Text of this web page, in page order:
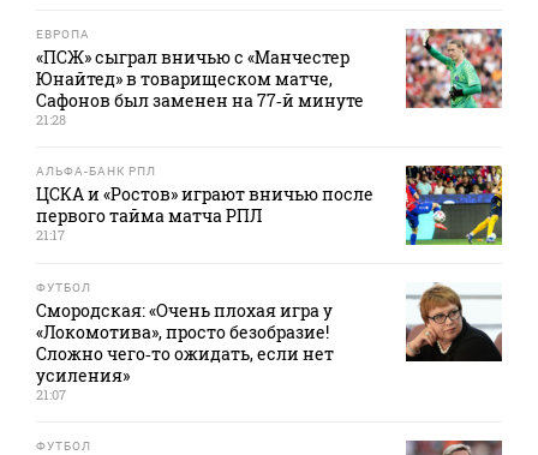
ЕВРОПА
«ПСЖ» сыграл вничью с «Манчестер
Юнайтед» в товарищеском матче,
Сафонов был заменен на 77‑й минуте
21:28
АЛЬФА-БАНК РПЛ
ЦСКА и «Ростов» играют вничью после
первого тайма матча РПЛ
21:17
ФУТБОЛ
Смородская: «Очень плохая игра у
«Локомотива», просто безобразие!
Сложно чего‑то ожидать, если нет
усиления»
21:07
ФУТБОЛ